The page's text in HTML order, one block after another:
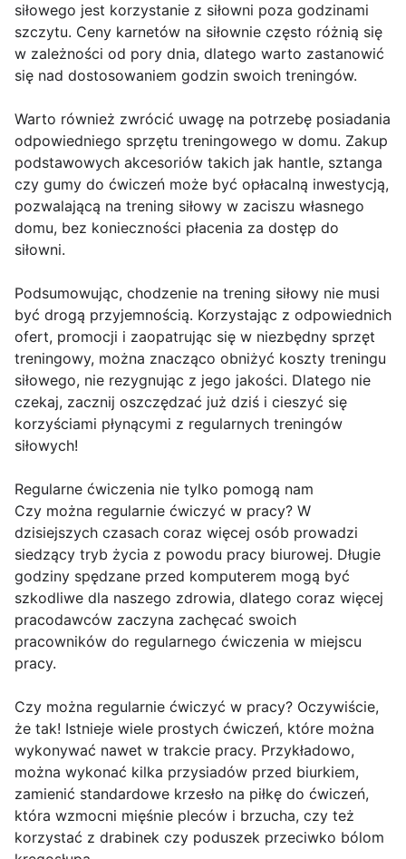
siłowego jest korzystanie z siłowni poza godzinami
szczytu. Ceny karnetów na siłownie często różnią się
w zależności od pory dnia, dlatego warto zastanowić
się nad dostosowaniem godzin swoich treningów.
Warto również zwrócić uwagę na potrzebę posiadania
odpowiedniego sprzętu treningowego w domu. Zakup
podstawowych akcesoriów takich jak hantle, sztanga
czy gumy do ćwiczeń może być opłacalną inwestycją,
pozwalającą na trening siłowy w zaciszu własnego
domu, bez konieczności płacenia za dostęp do
siłowni.
Podsumowując, chodzenie na trening siłowy nie musi
być drogą przyjemnością. Korzystając z odpowiednich
ofert, promocji i zaopatrując się w niezbędny sprzęt
treningowy, można znacząco obniżyć koszty treningu
siłowego, nie rezygnując z jego jakości. Dlatego nie
czekaj, zacznij oszczędzać już dziś i cieszyć się
korzyściami płynącymi z regularnych treningów
siłowych!
Regularne ćwiczenia nie tylko pomogą nam
Czy można regularnie ćwiczyć w pracy? W
dzisiejszych czasach coraz więcej osób prowadzi
siedzący tryb życia z powodu pracy biurowej. Długie
godziny spędzane przed komputerem mogą być
szkodliwe dla naszego zdrowia, dlatego coraz więcej
pracodawców zaczyna zachęcać swoich
pracowników do regularnego ćwiczenia w miejscu
pracy.
Czy można regularnie ćwiczyć w pracy? Oczywiście,
że tak! Istnieje wiele prostych ćwiczeń, które można
wykonywać nawet w trakcie pracy. Przykładowo,
można wykonać kilka przysiadów przed biurkiem,
zamienić standardowe krzesło na piłkę do ćwiczeń,
która wzmocni mięśnie pleców i brzucha, czy też
korzystać z drabinek czy poduszek przeciwko bólom